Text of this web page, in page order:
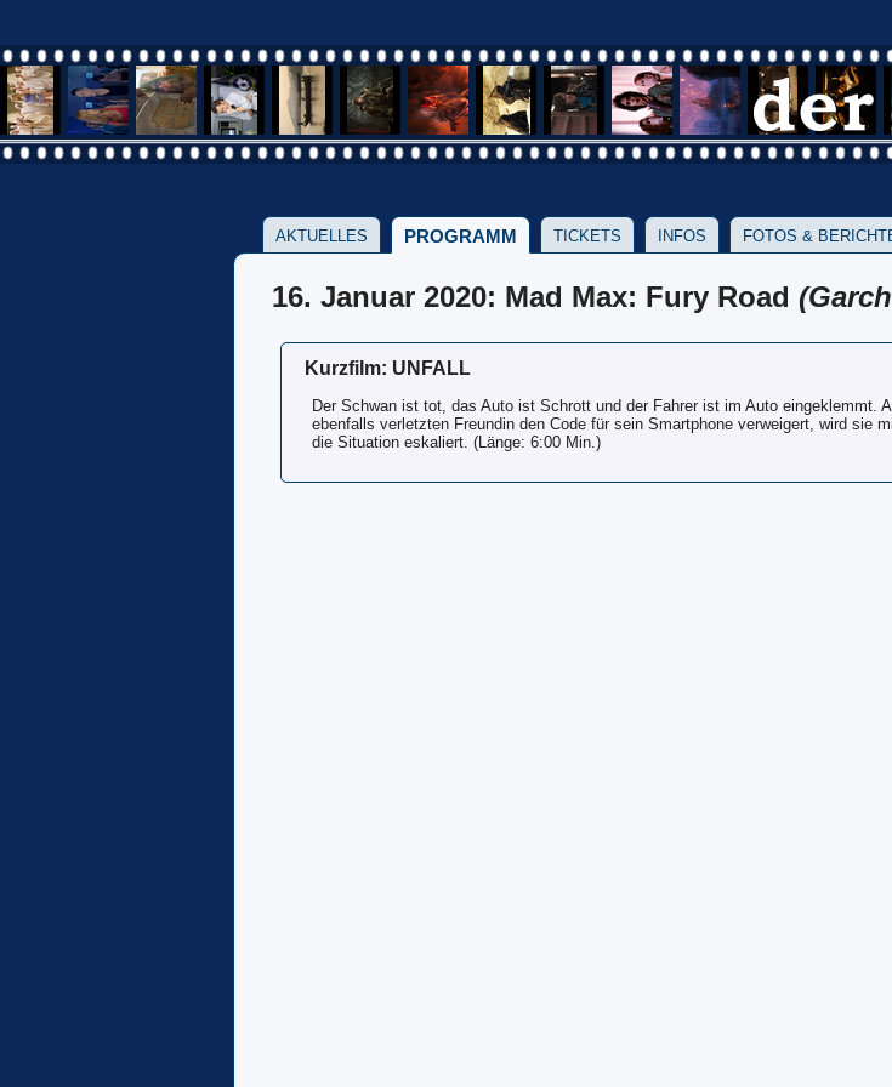
AKTUELLES PROGRAMM TICKETS INFOS FOTOS &
16. Januar 2020: Mad Max: Fury Road
Kurzfilm: UNFALL
Der Schwan ist tot, das Auto ist Schrott und der Fahrer ist im Auto eingeklemmt.
ebenfalls verletzten Freundin den Code für sein Smartphone verweigert, wird sie
die Situation eskaliert. (Länge: 6:00 Min.)